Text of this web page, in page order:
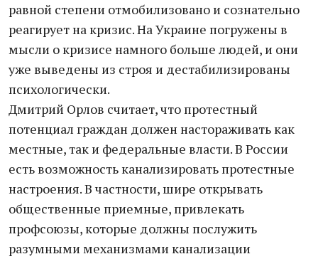
равной степени отмобилизовано и сознательно
реагирует на кризис. На Украине погружены в
мысли о кризисе намного больше людей, и они
уже выведены из строя и дестабилизированы
психологически.
Дмитрий Орлов считает, что протестный
потенциал граждан должен настораживать как
местные, так и федеральные власти. В России
есть возможность канализировать протестные
настроения. В частности, шире открывать
общественные приемные, привлекать
профсоюзы, которые должны послужить
разумными механизмами канализации